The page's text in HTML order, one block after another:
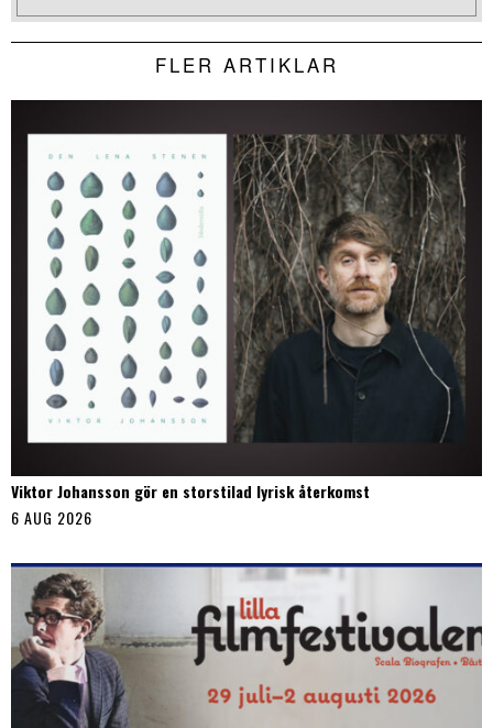
FLER ARTIKLAR
Viktor Johansson gör en storstilad lyrisk återkomst
6 AUG 2026